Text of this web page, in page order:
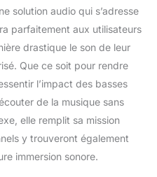
solution audio qui s’adresse
parfaitement aux utilisateurs
drastique le son de leur
Que ce soit pour rendre
l’impact des basses
de la musique sans
elle remplit sa mission
y trouveront également
immersion sonore.